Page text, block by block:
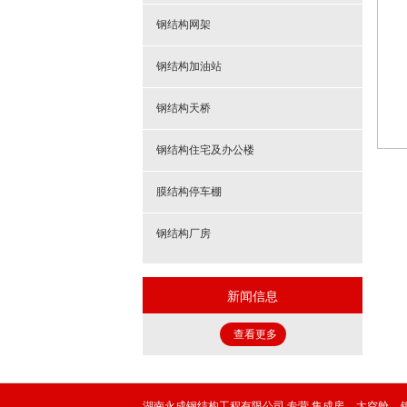
钢结构网架
钢结构加油站
钢结构天桥
钢结构住宅及办公楼
膜结构停车棚
钢结构厂房
新闻信息
查看更多